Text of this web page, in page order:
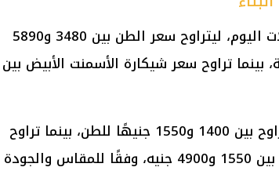
استقر الأسمنت الأبيض خلال تعاملات اليوم، ليتراوح سعر الطن بين 3480 و5890
بينما تراوح سعر شيكارة الأسمنت الأبيض بين
وسجلت أسعار الجبس مستويات تتراوح بين 1400 و1550 جنيهًا للطن، بينما تراوح
سعر الألف طوبة من الطوب الأحمر بين 1550 و4900 جنيه، وفقًا للمقاس والجودة